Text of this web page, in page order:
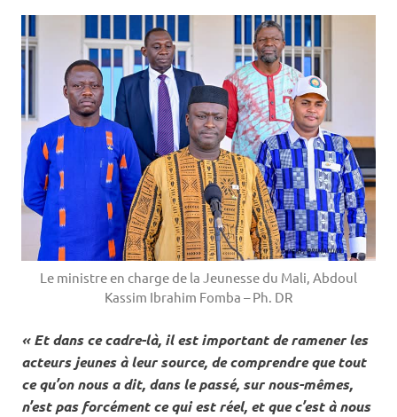
Le ministre en charge de la Jeunesse du Mali, Abdoul
Kassim Ibrahim Fomba – Ph. DR
« Et dans ce cadre-là, il est important de ramener les
acteurs jeunes à leur source, de comprendre que tout
ce qu’on nous a dit, dans le passé, sur nous-mêmes,
n’est pas forcément ce qui est réel, et que c’est à nous